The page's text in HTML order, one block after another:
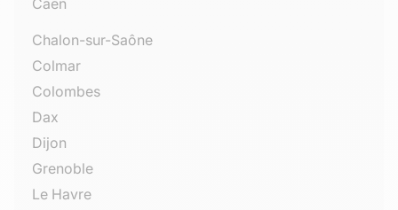
Caen
Chalon-sur-Saône
Colmar
Colombes
Dax
Dijon
Grenoble
Le Havre